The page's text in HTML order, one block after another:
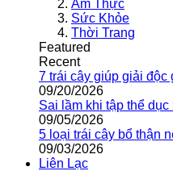
Ẩm Thực
Sức Khỏe
Thời Trang
Featured
Recent
7 trái cây giúp giải độc
09/20/2026
Sai lầm khi tập thể
09/05/2026
5 loại trái cây bổ thận
09/03/2026
Liên Lạc